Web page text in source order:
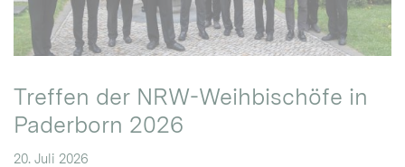
Treffen der NRW-Weihbischöfe in
Paderborn 2026
20. Juli 2026